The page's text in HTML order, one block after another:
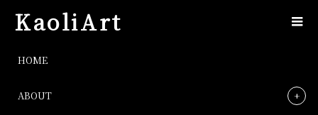
KaoliArt
HOME
ABOUT
ちりめんの折り布セット